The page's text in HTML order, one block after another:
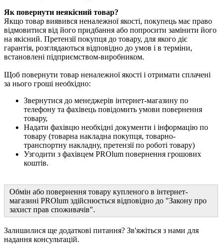
Як повернути неякісний товар?
Якщо товар виявився неналежної якості, покупець має право
відмовитися від його придбання або попросити замінити його
на якісний. Претензії покупця до товару, для якого діє
гарантія, розглядаються відповідно до умов і в терміни,
встановлені підприємством-виробником.
Щоб повернути товар неналежної якості і отримати сплачені
за нього гроші необхідно:
Звернутися до менеджерів інтернет-магазину по
телефону та фахівець повідомить умови повернення
товару,
Надати фахівцю необхідні документи і інформацію по
товару (товарна накладна покупця, товарно-
транспортну накладну, претензії по роботі товару)
Узгодити з фахівцем PROlum повернення грошових
коштів.
Обмін або повернення товару купленого в інтернет-
магазині PROlum здійснюється відповідно до "Закону про
захист прав споживачів".
Залишилися ще додаткові питання? Зв'яжіться з нами для
надання консультацій.